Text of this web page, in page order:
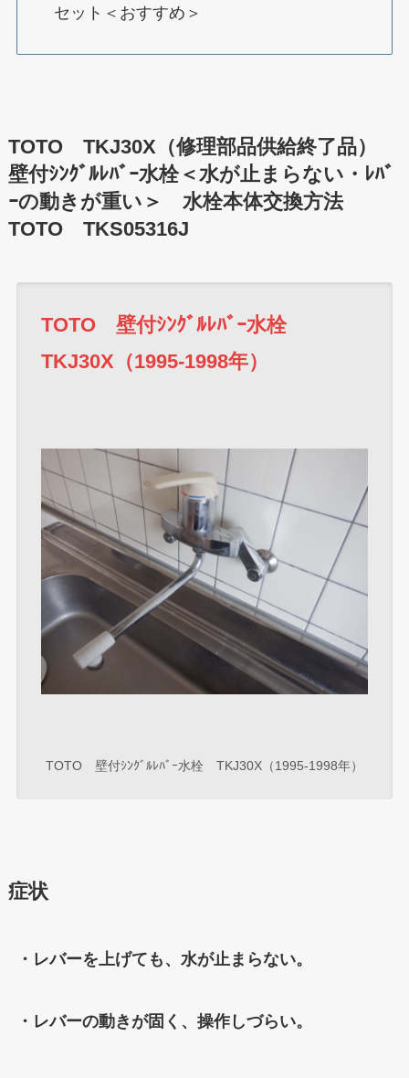
セット＜おすすめ＞
TOTO TKJ30X（修理部品供給終了品）
壁付ｼﾝｸﾞﾙﾚﾊﾞｰ水栓＜水が止まらない・ﾚﾊﾞ
ｰの動きが重い＞ 水栓本体交換方法
TOTO TKS05316J
TOTO 壁付ｼﾝｸﾞﾙﾚﾊﾞｰ水栓
TKJ30X（1995-1998年）
TOTO 壁付ｼﾝｸﾞﾙﾚﾊﾞｰ水栓 TKJ30X（1995-1998年）
症状
・レバーを上げても、水が止まらない。
・レバーの動きが固く、操作しづらい。